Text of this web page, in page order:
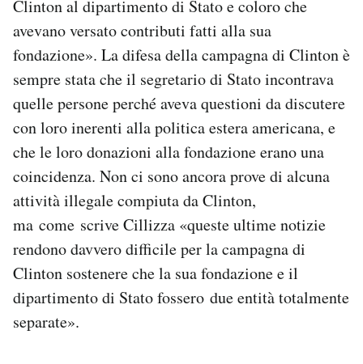
Clinton al dipartimento di Stato e coloro che
avevano versato contributi fatti alla sua
fondazione». La difesa della campagna di Clinton è
sempre stata che il segretario di Stato incontrava
quelle persone perché aveva questioni da discutere
con loro inerenti alla politica estera americana, e
che le loro donazioni alla fondazione erano una
coincidenza. Non ci sono ancora prove di alcuna
attività illegale compiuta da Clinton,
ma come scrive Cillizza «queste ultime notizie
rendono davvero difficile per la campagna di
Clinton sostenere che la sua fondazione e il
dipartimento di Stato fossero due entità totalmente
separate».